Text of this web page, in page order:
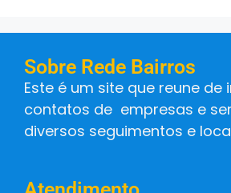
Sobre Rede Bairros
Este é um site que reune
contatos de empresas e
diversos seguimentos e